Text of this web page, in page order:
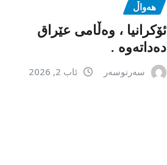
هەواڵ
ئۆکرانیا ، وەڵامی عێراق
دەداتەوە .
سەرنوسەر ئاب 2, 2026